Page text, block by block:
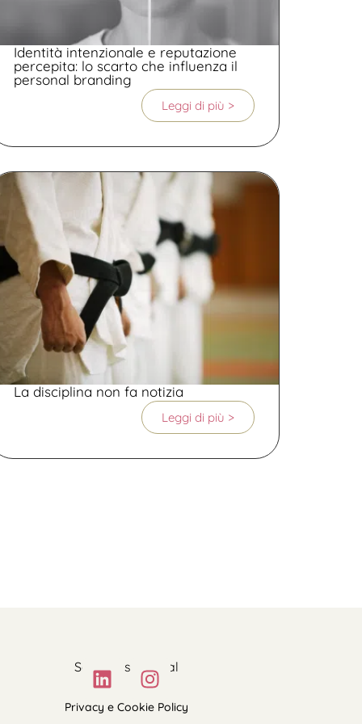
Identità intenzionale e reputazione
percepita: lo scarto che influenza il
personal branding
Leggi di più >
La disciplina non fa notizia
Leggi di più >
Seguimi sui social
Privacy e Cookie Policy